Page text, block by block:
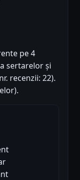
pe 4
sertarelor și
recenzii: 22).